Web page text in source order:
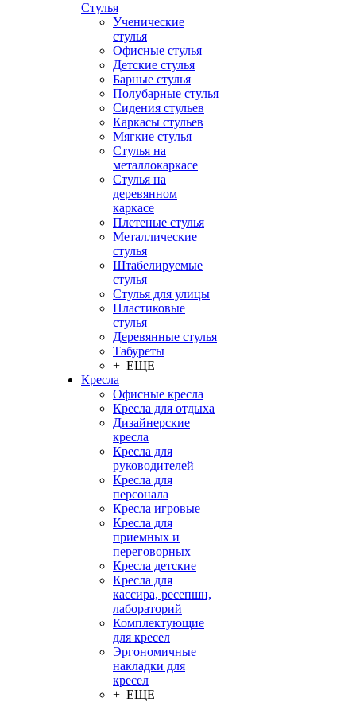
Стулья
Ученические
стулья
Офисные стулья
Детские стулья
Барные стулья
Полубарные стулья
Сидения стульев
Каркасы стульев
Мягкие стулья
Стулья на
металлокаркасе
Стулья на
деревянном
каркасе
Плетеные стулья
Металлические
стулья
Штабелируемые
стулья
Стулья для улицы
Пластиковые
стулья
Деревянные стулья
Табуреты
+ ЕЩЕ
Кресла
Офисные кресла
Кресла для отдыха
Дизайнерские
кресла
Кресла для
руководителей
Кресла для
персонала
Кресла игровые
Кресла для
приемных и
переговорных
Кресла детские
Кресла для
кассира, ресепшн,
лабораторий
Комплектующие
для кресел
Эргономичные
накладки для
кресел
+ ЕЩЕ